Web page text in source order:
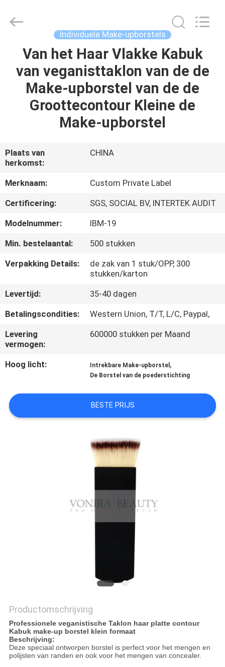
HUIS
PRODUCTEN
ONGEVEER
FABRIEKSREIS
KWALITEITSCONTROLE
SITEMAP
PRIVACY
Chanmy
Cosmetics
Individuele Make-upborstels
Van het Haar Vlakke Kabuk
van veganisttaklon van de de
Make-upborstel van de de
Groottecontour Kleine de
Make-upborstel
Plaats van
herkomst:
CHINA
Merknaam:
Custom Private Label
Certificering:
SGS, SOCIAL BV, INTERTEK AUDIT
Modelnummer:
IBM-19
Min. bestelaantal:
500 stukken
Verpakking Details:
de zak van 1 stuk/OPP, 300
stukken/karton
Levertijd:
35-40 dagen
Betalingscondities:
Western Union, T/T, L/C, Paypal,
Levering
vermogen:
600000 stukken per Maand
Hoog licht: Intrekbare Make-upborstel ,
De Borstel van de poederstichting
BESTE PRIJS
Productomschrijving
Professionele veganistische Taklon haar platte contour
Kabuk make-up borstel klein formaat
Beschrijving:
Deze speciaal ontworpen borstel is perfect voor het mengen en
polijsten van randen en ook voor het mengen van concealer.